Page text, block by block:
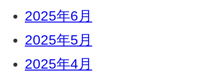
2025年6月
2025年5月
2025年4月